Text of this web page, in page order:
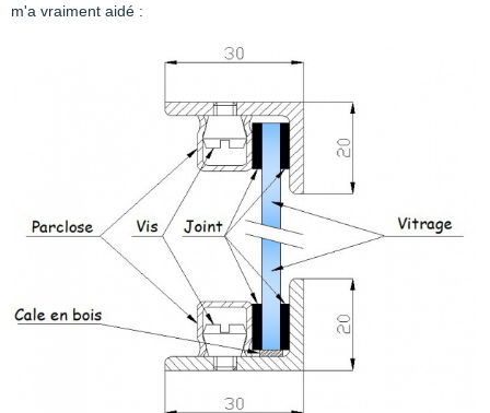
m'a vraiment aidé :